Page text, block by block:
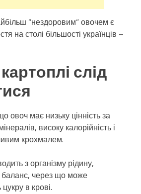
“нездоровим” овочем є
на столі більшості українців –
слід
овоч має низьку цінність за
високу калорійність і
крохмалем.
з організму рідину,
через що може
в крові.